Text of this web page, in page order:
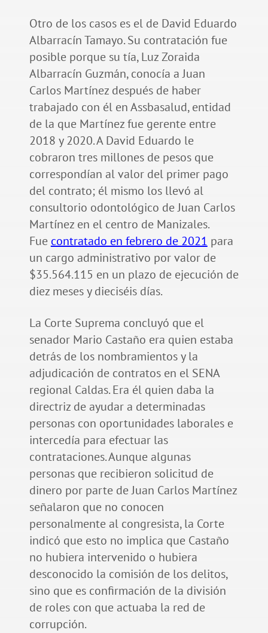
Otro de los casos es el de David Eduardo
Albarracín Tamayo. Su contratación fue
posible porque su tía, Luz Zoraida
Albarracín Guzmán, conocía a Juan
Carlos Martínez después de haber
trabajado con él en Assbasalud, entidad
de la que Martínez fue gerente entre
2018 y 2020. A David Eduardo le
cobraron tres millones de pesos que
correspondían al valor del primer pago
del contrato; él mismo los llevó al
consultorio odontológico de Juan Carlos
Martínez en el centro de Manizales.
Fue contratado en febrero de 2021 para
un cargo administrativo por valor de
$35.564.115 en un plazo de ejecución de
diez meses y dieciséis días.
La Corte Suprema concluyó que el
senador Mario Castaño era quien estaba
detrás de los nombramientos y la
adjudicación de contratos en el SENA
regional Caldas. Era él quien daba la
directriz de ayudar a determinadas
personas con oportunidades laborales e
intercedía para efectuar las
contrataciones. Aunque algunas
personas que recibieron solicitud de
dinero por parte de Juan Carlos Martínez
señalaron que no conocen
personalmente al congresista, la Corte
indicó que esto no implica que Castaño
no hubiera intervenido o hubiera
desconocido la comisión de los delitos,
sino que es confirmación de la división
de roles con que actuaba la red de
corrupción.